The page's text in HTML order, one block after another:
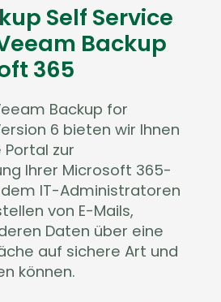
Self Service
Backup
365
Backup for
6 bieten wir Ihnen
zur
Ihrer Microsoft 365-
IT-Administratoren
von E-Mails,
Daten über eine
auf sichere Art und
können.